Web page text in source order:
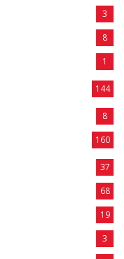
3
8
1
144
8
160
37
68
19
3